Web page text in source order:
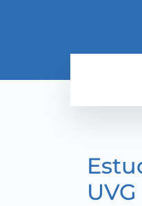
UVG